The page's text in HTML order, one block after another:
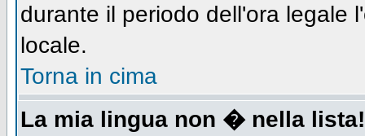
durante il periodo dell'ora legale
locale.
Torna in cima
La mia lingua non � nella lista!